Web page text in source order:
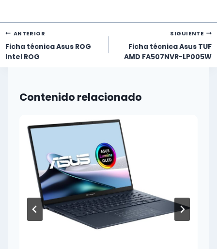
Navegación
de
entradas
ANTERIOR
Ficha técnica Asus ROG
Intel ROG
SIGUIENTE
Ficha técnica Asus TUF
AMD FA507NVR-LP005W
Contenido relacionado